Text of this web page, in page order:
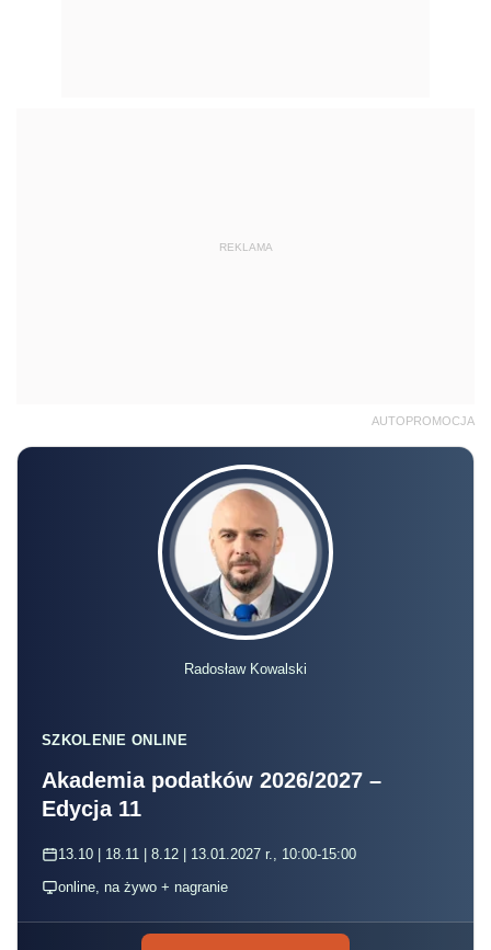
REKLAMA
AUTOPROMOCJA
Radosław Kowalski
SZKOLENIE ONLINE
Akademia podatków 2026/2027 –
Edycja 11
13.10 | 18.11 | 8.12 | 13.01.2027 r., 10:00-15:00
online, na żywo + nagranie